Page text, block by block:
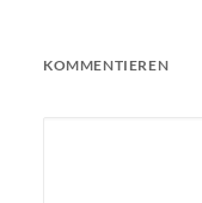
KOMMENTIEREN